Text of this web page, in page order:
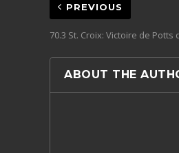
PREVIOUS
70.3 St. Croix: Victoire de
ABOUT THE